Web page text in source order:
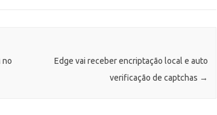
no
Edge vai receber encriptação local e auto
verificação de captchas →